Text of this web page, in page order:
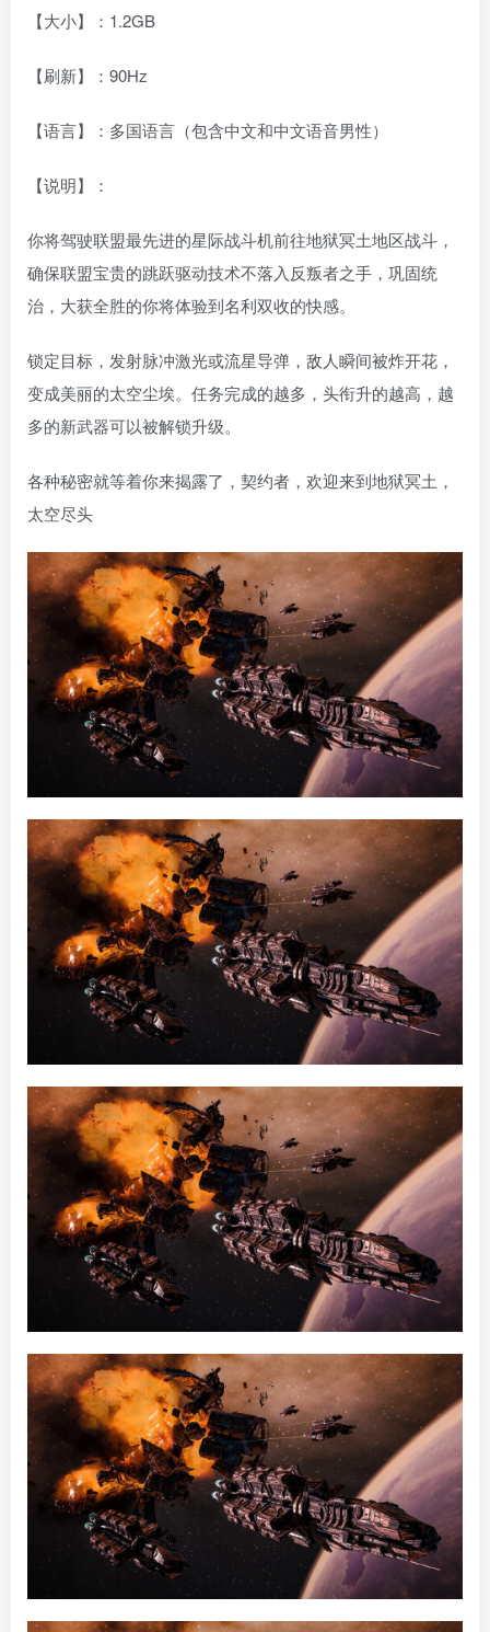
【大小】：1.2GB
【刷新】：90Hz
【语言】：多国语言（包含中文和中文语音男性）
【说明】：
你将驾驶联盟最先进的星际战斗机前往地狱冥土地区战斗，
确保联盟宝贵的跳跃驱动技术不落入反叛者之手，巩固统
治，大获全胜的你将体验到名利双收的快感。
锁定目标，发射脉冲激光或流星导弹，敌人瞬间被炸开花，
变成美丽的太空尘埃。任务完成的越多，头衔升的越高，越
多的新武器可以被解锁升级。
各种秘密就等着你来揭露了，契约者，欢迎来到地狱冥土，
太空尽头